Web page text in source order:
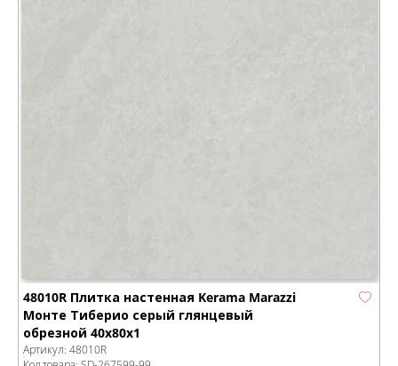
48010R Плитка настенная Kerama Marazzi
Монте Тиберио серый глянцевый
обрезной 40x80x1
Артикул: 48010R